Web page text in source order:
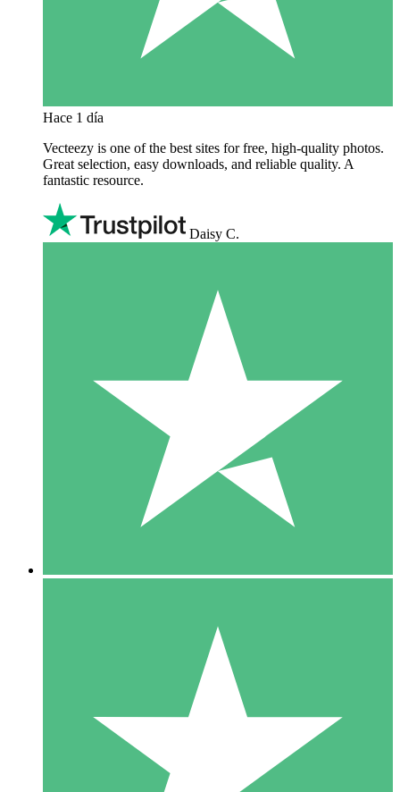
Hace 1 día
Vecteezy is one of the best sites for free, high‑quality photos.
Great selection, easy downloads, and reliable quality. A
fantastic resource.
Daisy C.